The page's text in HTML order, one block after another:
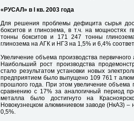
«РУСАЛ» в I кв. 2003 года
Для решения проблемы дефицита сырья
бокситов и глинозема, в т.ч. на мощностях
тонны бокситов и 171 247 тонны
глинозема на АГК и НГЗ на 1,5% и 6,4%
Увеличение объема производства
Наибольший рост производства
стало результатом установки новых
предприятием было выпущено 109 761 т
прошлого года. При этом увеличение объема
сравнению с 17% за аналогичный период
металла было достигнуто на
Новокузнецком алюминиевом заводе (НкАЗ)
0,5%.